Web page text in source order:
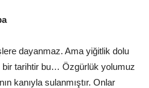
dayanmaz. Ama yiğitlik dolu
bir tarihtir bu… Özgürlük yolumuz
kanıyla sulanmıştır. Onlar